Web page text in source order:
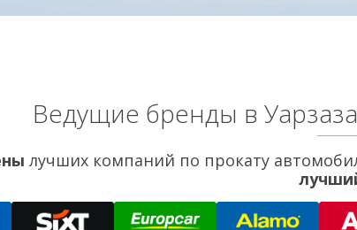
Ведущие бренды в
лучших компаний по прокату